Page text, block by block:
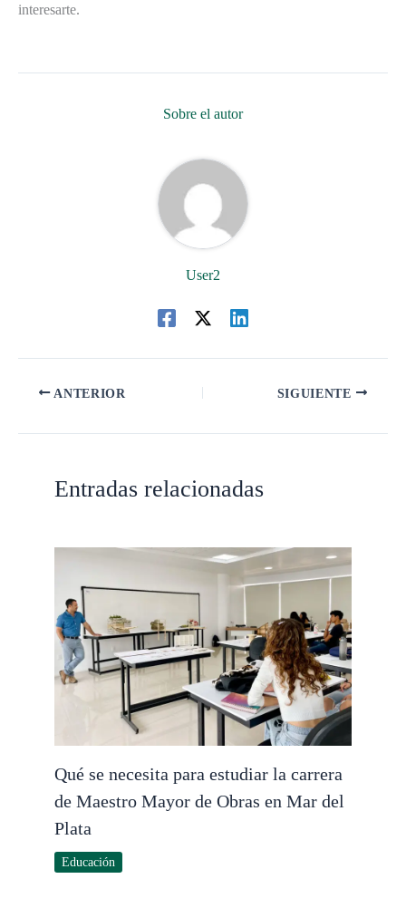
interesarte.
Sobre el autor
User2
ANTERIOR SIGUIENTE
Entradas relacionadas
Qué se necesita para estudiar la carrera
de Maestro Mayor de Obras en Mar del
Plata
Educación